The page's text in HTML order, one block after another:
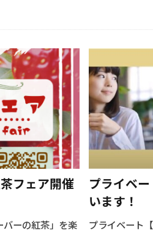
フェア開催
バーの紅茶」を楽
プライベ
います！
プライベート